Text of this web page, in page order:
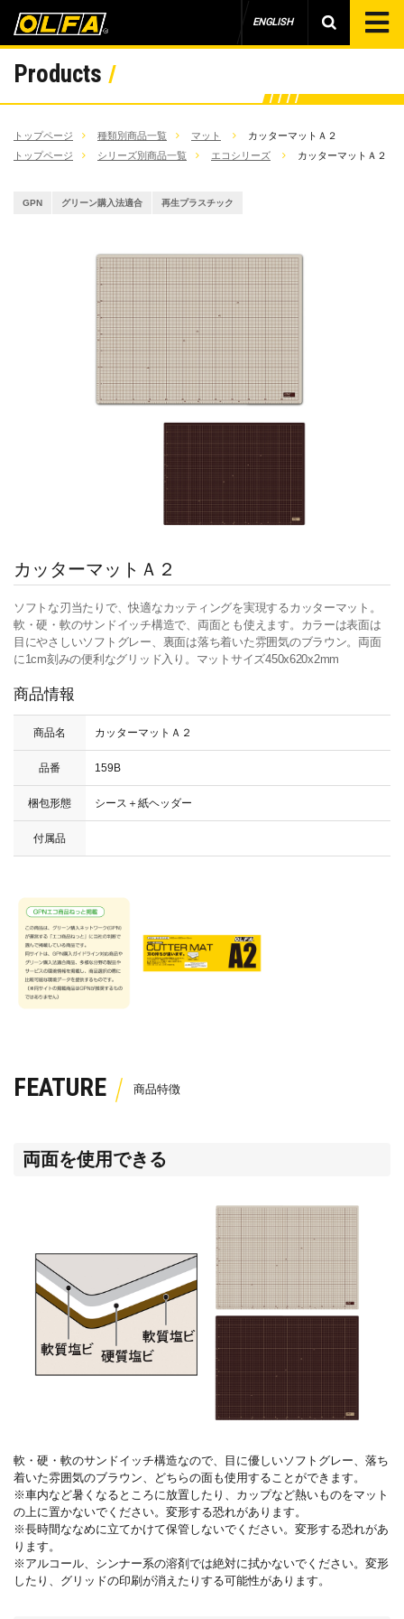
ENGLISH
Products
トップページ 種類別商品一覧 マット
カッターマットＡ２
トップページ
シリーズ別商品一覧 エコシリーズ カッターマットＡ２
GPN グリーン購入法適合 再生プラスチック
カッターマットＡ２
ソフトな刃当たりで、快適なカッティングを実現するカッターマット。
軟・硬・軟のサンドイッチ構造で、両面とも使えます。カラーは表面は
目にやさしいソフトグレー、裏面は落ち着いた雰囲気のブラウン。両面
に1cm刻みの便利なグリッド入り。マットサイズ450x620x2mm
商品情報
商品名 カッターマットＡ２
品番 159B
梱包形態 シース＋紙ヘッダー
付属品
FEATURE
両面を使用できる
軟・硬・軟のサンドイッチ構造なので、目に優しいソフトグレー、落ち
着いた雰囲気のブラウン、どちらの面も使用することができます。
※車内など暑くなるところに放置したり、カップなど熱いものをマット
の上に置かないでください。変形する恐れがあります。
※長時間ななめに立てかけて保管しないでください。変形する恐れがあ
ります。
※アルコール、シンナー系の溶剤では絶対に拭かないでください。変形
したり、グリッドの印刷が消えたりする可能性があります。